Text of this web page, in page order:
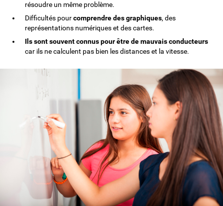
résoudre un même problème.
Difficultés pourcomprendre des graphiques, des
représentations numériques et des cartes.
Ils sont souvent connus pour être de mauvais conducteurs
car ils ne calculent pas bien les distances et la vitesse.